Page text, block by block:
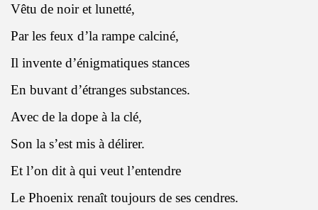
Vêtu de noir et lunetté,
Par les feux d’la rampe calciné,
Il invente d’énigmatiques stances
En buvant d’étranges substances.
Avec de la dope à la clé,
Son la s’est mis à délirer.
Et l’on dit à qui veut l’entendre
Le Phoenix renaît toujours de ses cendres.